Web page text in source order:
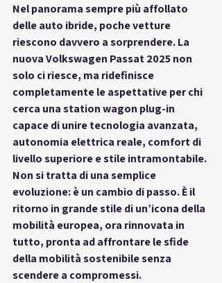
Nel panorama sempre più affollato
delle auto ibride, poche vetture
riescono davvero a sorprendere. La
nuova Volkswagen Passat 2025 non
solo ci riesce, ma ridefinisce
completamente le aspettative per chi
cerca una station wagon plug-in
capace di unire tecnologia avanzata,
autonomia elettrica reale, comfort di
livello superiore e stile intramontabile.
Non si tratta di una semplice
evoluzione: è un cambio di passo. È il
ritorno in grande stile di un’icona della
mobilità europea, ora rinnovata in
tutto, pronta ad affrontare le sfide
della mobilità sostenibile senza
scendere a compromessi.